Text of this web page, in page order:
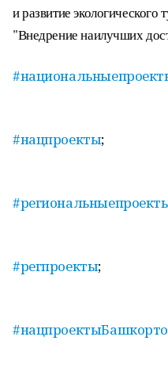
и развитие
"Внедрение наилучших
#нацпроекты;
#регпроекты;